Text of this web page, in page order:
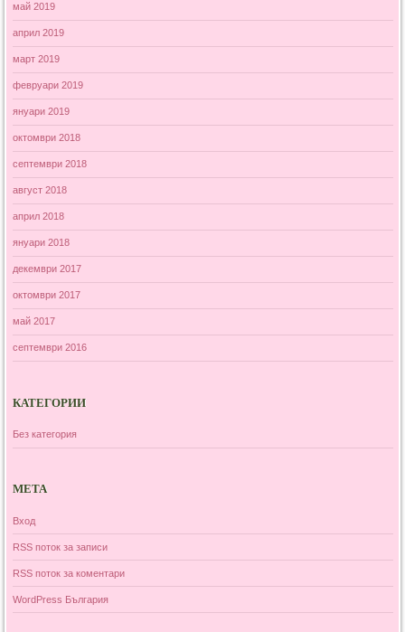
май 2019
април 2019
март 2019
февруари 2019
януари 2019
октомври 2018
септември 2018
август 2018
април 2018
януари 2018
декември 2017
октомври 2017
май 2017
септември 2016
КАТЕГОРИИ
Без категория
МЕТА
Вход
RSS поток за записи
RSS поток за коментари
WordPress България